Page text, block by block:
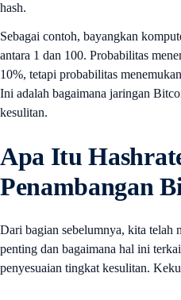
hash.
Sebagai contoh, bayangkan
antara 1 dan 100. Probabilitas
10%, tetapi probabilitas
Ini adalah bagaimana jaringan
kesulitan.
Apa Itu
Penambangan
Dari bagian sebelumnya, kita telah
penting dan bagaimana hal ini
penyesuaian tingkat kesulitan.